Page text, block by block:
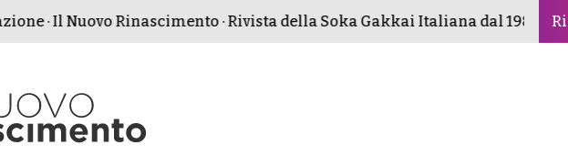
· Il Nuovo Rinascimento · Rivista della Soka Gakkai Italiana dal 1982 ·